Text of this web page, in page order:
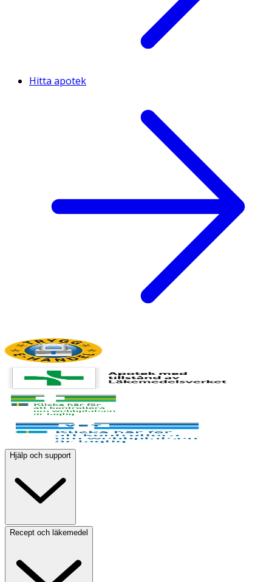
Hitta apotek
Hjälp och support
Recept och läkemedel